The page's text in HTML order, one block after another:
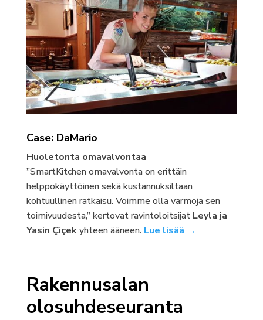
Case: DaMario
Huoletonta omavalvontaa
”SmartKitchen omavalvonta on erittäin
helppokäyttöinen sekä kustannuksiltaan
kohtuullinen ratkaisu. Voimme olla varmoja sen
toimivuudesta,” kertovat ravintoloitsijat Leyla ja
Yasin Çiçekyhteen ääneen. Lue lisää →
Rakennusalan
olosuhdeseuranta